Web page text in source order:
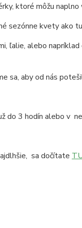
ktoré môžu
sezónne kvety ako
ľalie, alebo
sa, aby od nás
do 3 hodín alebo v
sa dočítate